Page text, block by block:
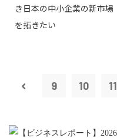
き日本の中小企業の新市場
を拓きたい
9 10 11